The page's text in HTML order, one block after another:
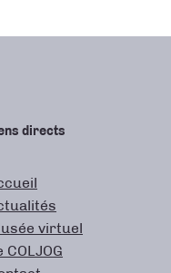
directs
virtuel
COLJOG